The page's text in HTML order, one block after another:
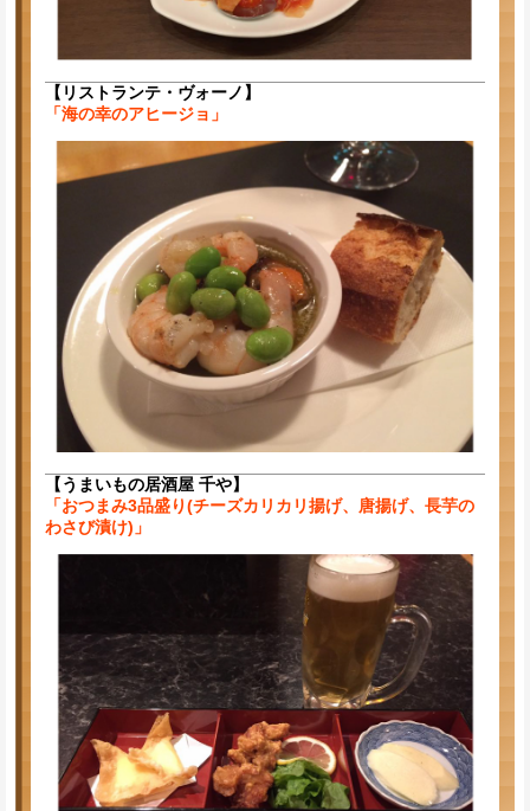
【リストランテ・ヴォーノ】
「海の幸のアヒージョ」
【うまいもの居酒屋 千や】
「おつまみ3品盛り(チーズカリカリ揚げ、唐揚げ、長芋の
わさび漬け)」